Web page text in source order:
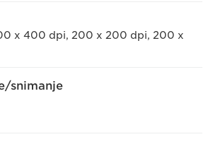
x 400 dpi, 200 x 200 dpi, 200 x
snimanje